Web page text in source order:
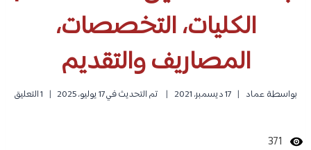
الكليات، التخصصات،
المصاريف والتقديم
بواسطة عماد 17 ديسمبر، 2021 تم التحديث في17 يوليو، 2025 1 التعليق
371